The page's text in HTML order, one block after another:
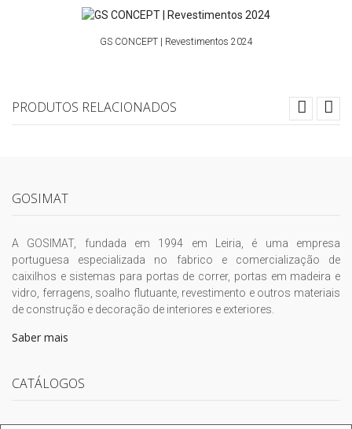
GS CONCEPT | Revestimentos 2024
PRODUTOS RELACIONADOS
GOSIMAT
A GOSIMAT, fundada em 1994 em Leiria, é uma empresa
portuguesa especializada no fabrico e comercialização de
caixilhos e sistemas para portas de correr, portas em madeira e
vidro, ferragens, soalho flutuante, revestimento e outros materiais
de construção e decoração de interiores e exteriores.
Saber mais
CATÁLOGOS